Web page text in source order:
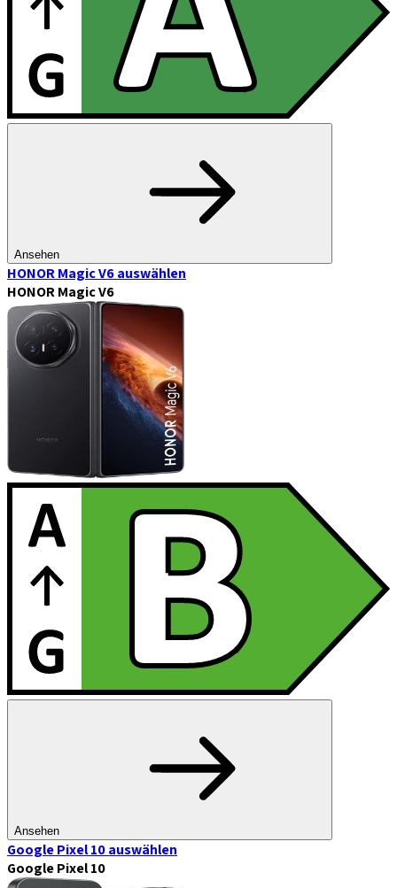
Ansehen
HONOR Magic V6auswählen
HONOR Magic V6
Ansehen
Google Pixel 10auswählen
Google Pixel 10